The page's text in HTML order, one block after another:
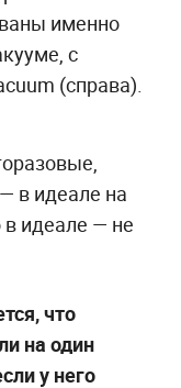
именно
с
(справа).
в идеале на
в идеале — не
что
на один
у него